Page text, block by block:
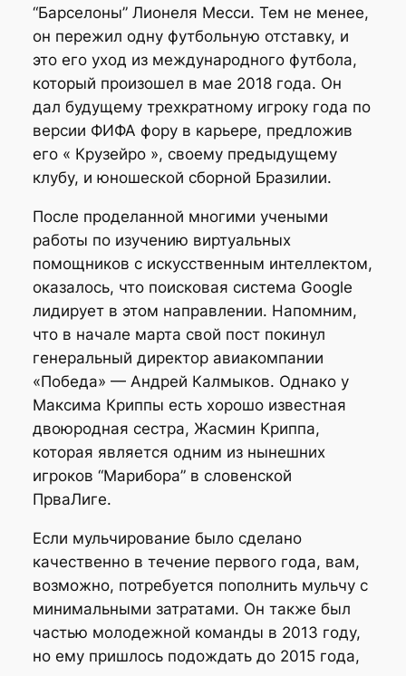
“Барселоны” Лионеля Месси. Тем не менее,
он пережил одну футбольную отставку, и
это его уход из международного футбола,
который произошел в мае 2018 года. Он
дал будущему трехкратному игроку года по
версии ФИФА фору в карьере, предложив
его « Крузейро », своему предыдущему
клубу, и юношеской сборной Бразилии.
После проделанной многими учеными
работы по изучению виртуальных
помощников с искусственным интеллектом,
оказалось, что поисковая система Google
лидирует в этом направлении. Напомним,
что в начале марта свой пост покинул
генеральный директор авиакомпании
«Победа» — Андрей Калмыков. Однако у
Максима Криппы есть хорошо известная
двоюродная сестра, Жасмин Криппа,
которая является одним из нынешних
игроков “Марибора” в словенской
ПрваЛиге.
Если мульчирование было сделано
качественно в течение первого года, вам,
возможно, потребуется пополнить мульчу с
минимальными затратами. Он также был
частью молодежной команды в 2013 году,
но ему пришлось подождать до 2015 года,